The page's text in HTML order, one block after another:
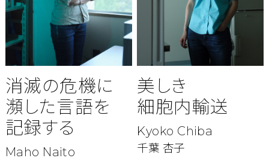
消滅の危機に
瀕した言語を
記録する
Maho Naito
美しき
細胞内輸送
Kyoko Chiba
千葉 杏子